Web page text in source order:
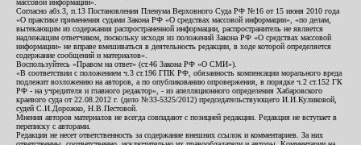
массовой информации».
Согласно абз.3, п.13 Постановления Пленума Верховного Суда РФ №16 от 15 июня 2010 года
«О практике применения судами Закона РФ «О средствах массовой информации», «по делам,
вытекающим из содержания распространенной информации, распространитель не является
надлежащим ответчиком, поскольку исходя из положений Закона РФ «О средствах массовой
информации» не вправе вмешиваться в деятельность редакции, в ходе которой определяется
содержание сообщений и материалов».
Воспользуйтесь «Правом на ответ» (ст.46 Закона РФ «О СМИ»).
«В соответствии с положением ч.3 ст.196 ГПК РФ, обязанность компенсации морального вреда
подлежит возложению на авторов, а по опубликованию опровержения, в порядке ч.2 ст.152 ГК
РФ - на учредителя и главного редактор», - из апелляционного определения Хабаровского
краевого суда от 22.08.2012 г. (дело №33-5325/2012) председательствующего И.И.Куликовой,
судей С.И.Дорожко, Н.В.Пестовой.
Мнения авторов материалов не всегда совпадают с позицией редакции. Редакция не вступает в
переписку с авторами.
Редакция не несет ответственность за содержание внешних ссылок и комментариев. За них